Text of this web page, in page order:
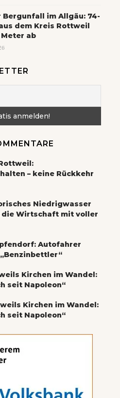
Bergunfall im Allgäu: 74-
dem Kreis Rottweil
ab
– keine Rückkehr
Niedrigwasser
Wirtschaft mit voller
Autofahrer
Kirchen im Wandel:
seit Napoleon“
Kirchen im Wandel:
seit Napoleon“